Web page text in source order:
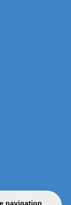
navigation